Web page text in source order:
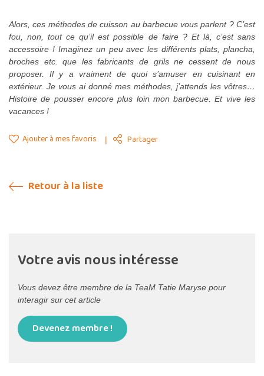
Alors, ces méthodes de cuisson au barbecue vous parlent ? C’est
fou, non, tout ce qu’il est possible de faire ? Et là, c’est sans
accessoire ! Imaginez un peu avec les différents plats, plancha,
broches etc. que les fabricants de grils ne cessent de nous
proposer. Il y a vraiment de quoi s’amuser en cuisinant en
extérieur. Je vous ai donné mes méthodes, j’attends les vôtres…
Histoire de pousser encore plus loin mon barbecue. Et vive les
vacances !
Ajouter à mes favoris Partager
Retour à la liste
Votre avis nous intéresse
Vous devez être membre de la TeaM Tatie Maryse pour
interagir sur cet article
Devenez membre !